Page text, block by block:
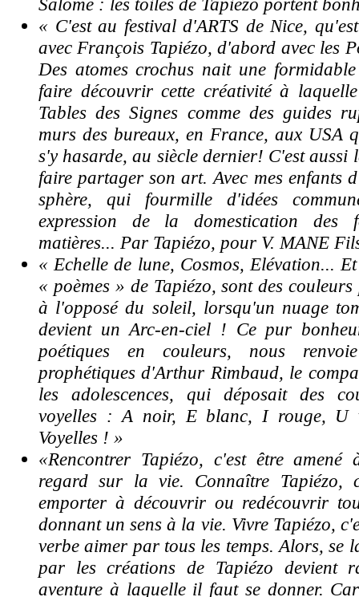
« C'est au festival d'ARTS de Nice,
avec François Tapiézo, d'abord avec les
Des atomes crochus nait une
faire découvrir cette créativité à
Tables des Signes comme des guides
murs des bureaux, en France, aux USA
s'y hasarde, au siècle dernier! C'est aussi
faire partager son art. Avec mes enfants
sphère, qui fourmille d'idées
expression de la domestication des
matières... Par Tapiézo, pour V. MANE
« Echelle de lune, Cosmos, Elévation...
« poèmes » de Tapiézo, sont des
à l'opposé du soleil, lorsqu'un nuage
devient un Arc-en-ciel ! Ce pur
poétiques en couleurs, nous
prophétiques d'Arthur Rimbaud, le
les adolescences, qui déposait des
voyelles : A noir, E blanc, I rouge, U
Voyelles ! »
«Rencontrer Tapiézo, c'est être amené
regard sur la vie. Connaître Tapiézo,
emporter à découvrir ou redécouvrir
donnant un sens à la vie. Vivre Tapiézo,
verbe aimer par tous les temps. Alors, se
par les créations de Tapiézo devient
aventure à laquelle il faut se donner.